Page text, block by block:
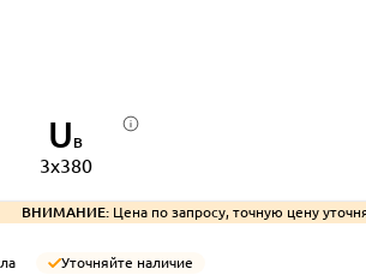
U В
3x380
ВНИМАНИЕ:Цена по запросу, точную цену
Уточняйте наличие